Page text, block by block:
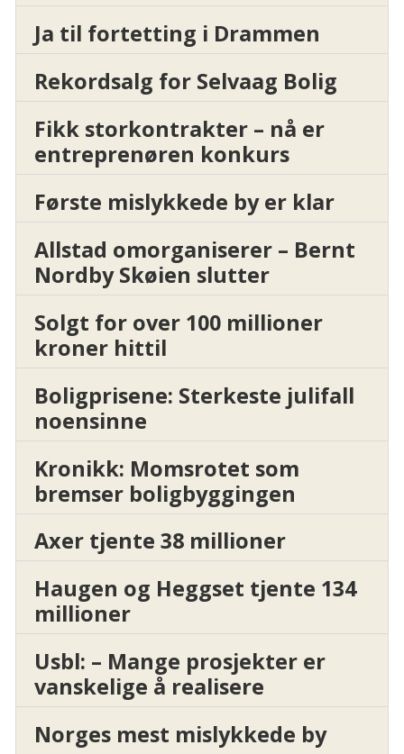
Ja til fortetting i Drammen
Rekordsalg for Selvaag Bolig
Fikk storkontrakter – nå er
entreprenøren konkurs
Første mislykkede by er klar
Allstad omorganiserer – Bernt
Nordby Skøien slutter
Solgt for over 100 millioner
kroner hittil
Boligprisene: Sterkeste julifall
noensinne
Kronikk: Momsrotet som
bremser boligbyggingen
Axer tjente 38 millioner
Haugen og Heggset tjente 134
millioner
Usbl: – Mange prosjekter er
vanskelige å realisere
Norges mest mislykkede by